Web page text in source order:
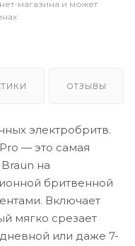
магазина и может
ОТЗЫВЫ
электробритв.
— это самая
на
бритвенной
Включает
мягко срезает
или даже 7-